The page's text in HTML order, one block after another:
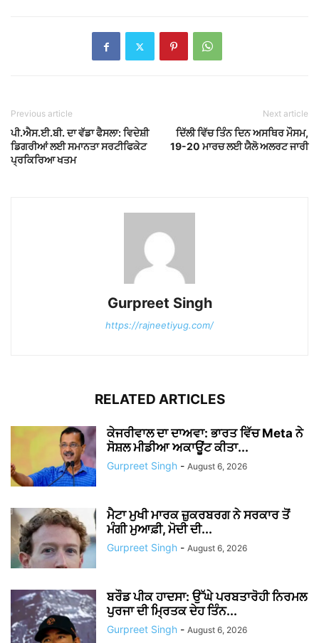
Previous article
ਪੀ.ਐਸ.ਈ.ਬੀ. ਦਾ ਵੱਡਾ ਫੈਸਲਾ: ਵਿਦੇਸ਼ੀ
ਡਿਗਰੀਆਂ ਲਈ ਸਮਾਨਤਾ ਸਰਟੀਫਿਕੇਟ
ਪ੍ਰਕਿਰਿਆ ਖਤਮ
Next article
ਦਿੱਲੀ ਵਿੱਚ ਤਿੰਨ ਦਿਨ ਅਸਥਿਰ ਮੌਸਮ,
19-20 ਮਾਰਚ ਲਈ ਯੈਲੋ ਅਲਰਟ ਜਾਰੀ
Gurpreet Singh
https://rajneetiyug.com/
RELATED ARTICLES
ਕੇਜਰੀਵਾਲ ਦਾ ਦਾਅਵਾ: ਭਾਰਤ ਵਿੱਚ Meta ਨੇ
ਸੋਸ਼ਲ ਮੀਡੀਆ ਅਕਾਊਂਟ ਕੀਤਾ...
Gurpreet Singh - August 6, 2026
ਮੈਟਾ ਮੁਖੀ ਮਾਰਕ ਜ਼ੁਕਰਬਰਗ ਨੇ ਸਰਕਾਰ ਤੋਂ
ਮੰਗੀ ਮੁਆਫ਼ੀ, ਮੋਦੀ ਦੀ...
Gurpreet Singh - August 6, 2026
ਬਰੌਡ ਪੀਕ ਹਾਦਸਾ: ਉੱਘੇ ਪਰਬਤਾਰੋਹੀ ਨਿਰਮਲ
ਪੁਰਜਾ ਦੀ ਮ੍ਰਿਤਕ ਦੇਹ ਤਿੰਨ...
Gurpreet Singh - August 6, 2026